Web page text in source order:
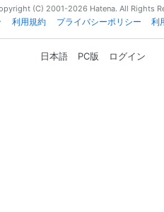
(C) 2001-2026 Hatena. All Rights
利用規約 プライバシーポリシー 利
日本語 PC版 ログイン